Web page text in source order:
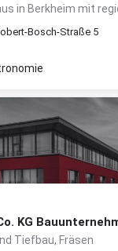
Bosch-Straße 5
KG
Tiefbau, Fräsen